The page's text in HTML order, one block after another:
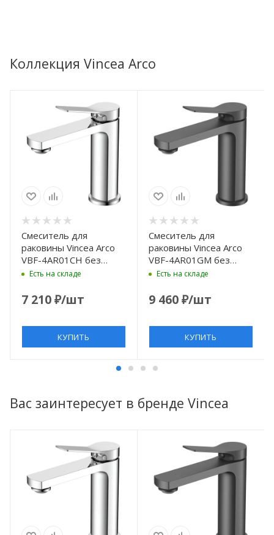
Коллекция Vincea Arco
Смеситель для
раковины Vincea Arco
VBF-4AR01CH без
донного клапана, хром
Есть на складе
7 210₽/шт
КУПИТЬ
Смеситель для
раковины Vincea Arco
VBF-4AR01GM без
донного клапана,
Есть на складе
9 460₽/шт
КУПИТЬ
Вас заинтересует в бренде Vincea